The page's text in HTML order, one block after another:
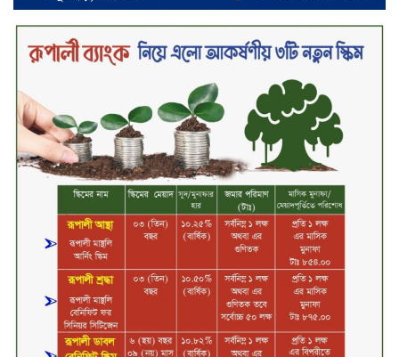
জীবননগর সীমান্ত দিয়ে ভারতে অবৈধ
অনুপ্রবেশের সময় ৮ বাংলাদেশি নারী
আটক
মাধবপুর গৃহবধূর ঝুলন্ত মরদেহ উদ্ধার
করছে পুলিশ
চ্যানেল আইয়ের ‘আমরাই বাংলাদেশ’
টকশোতে সাইফুল ইসলাম সোহেল ও
চিত্রনায়ক ডিএ তায়েব
টাঙ্গাইলে নিহত বাস মালিকদের
পরিবারকে অনুদান ও সম্মাননা প্রদান